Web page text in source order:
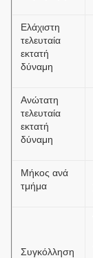
Ελάχιστη
τελευταία
εκτατή
δύναμη
Ανώτατη
τελευταία
εκτατή
δύναμη
Μήκος ανά
τμήμα
Συγκόλληση